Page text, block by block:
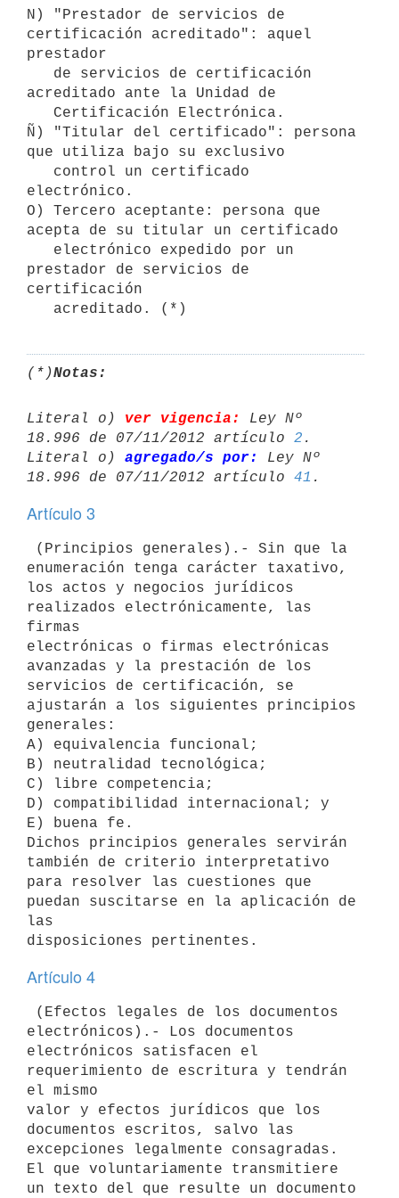
N) "Prestador de servicios de
certificación acreditado": aquel
prestador
acreditado ante la Unidad de
Ñ) "Titular del certificado": persona
que utiliza bajo su exclusivo
electrónico.
O) Tercero aceptante: persona que
acepta de su titular un certificado
prestador de servicios de
certificación
(*)Notas:
Literal o) ver vigencia:
Ley Nº
18.996 de 07/11/2012 artículo 2 .
Literal o) agregado/s por:
Ley Nº
18.996 de 07/11/2012 artículo 41
Artículo 3
enumeración tenga carácter taxativo,
los actos y negocios jurídicos
realizados electrónicamente, las
firmas
electrónicas o firmas electrónicas
avanzadas y la prestación de los
servicios de certificación, se
ajustarán a los siguientes principios
generales:
A) equivalencia funcional;
B) neutralidad tecnológica;
C) libre competencia;
D) compatibilidad internacional; y
E) buena fe.
Dichos principios generales servirán
también de criterio interpretativo
para resolver las cuestiones que
puedan suscitarse en la aplicación de
las
Artículo 4
electrónicos).- Los documentos
electrónicos satisfacen el
requerimiento de escritura y tendrán
el mismo
valor y efectos jurídicos que los
documentos escritos, salvo las
excepciones legalmente consagradas.
El que voluntariamente transmitiere
un texto del que resulte un documento